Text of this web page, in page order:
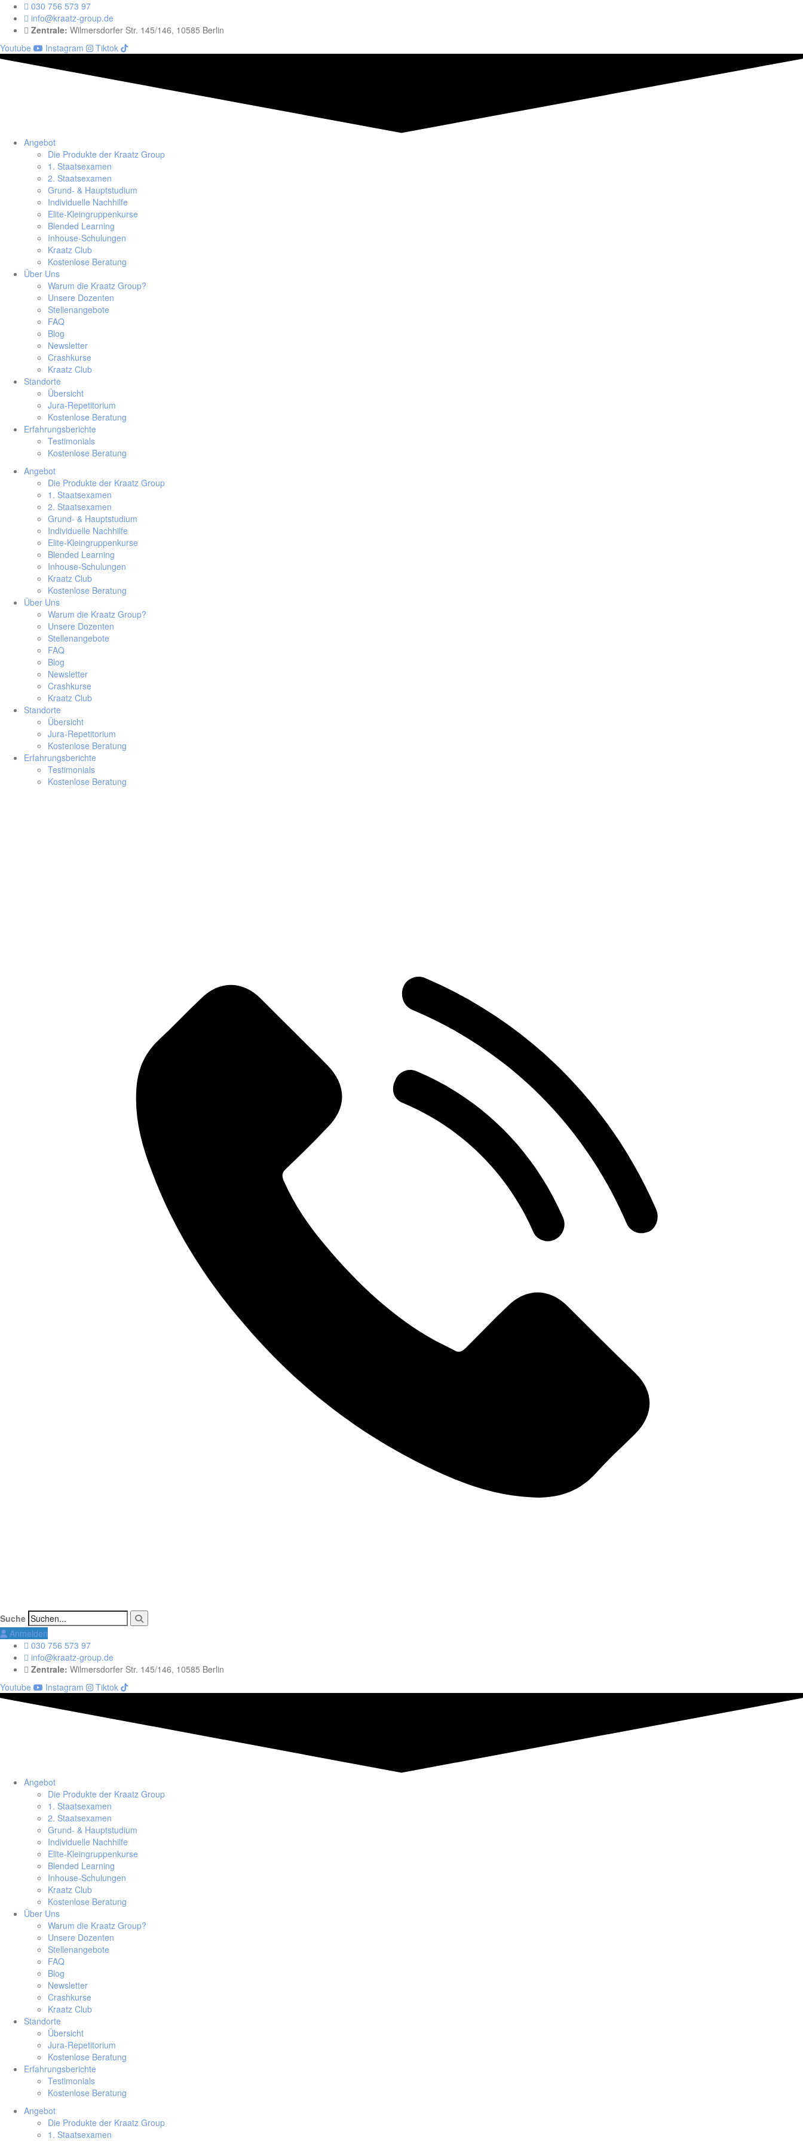
030 756 573 97
info@kraatz-group.de
Zentrale: Wilmersdorfer Str. 145/146, 10585 Berlin
Youtube
Instagram Tiktok
Angebot
Die Produkte der Kraatz Group
1. Staatsexamen
2. Staatsexamen
Grund- & Hauptstudium
Individuelle Nachhilfe
Elite-Kleingruppenkurse
Blended Learning
Inhouse-Schulungen
Kraatz Club
Kostenlose Beratung
Über Uns
Warum die Kraatz Group?
Unsere Dozenten
Stellenangebote
FAQ
Blog
Newsletter
Crashkurse
Kraatz Club
Standorte
Übersicht
Jura-Repetitorium
Kostenlose Beratung
Erfahrungsberichte
Testimonials
Kostenlose Beratung
Angebot
Die Produkte der Kraatz Group
1. Staatsexamen
2. Staatsexamen
Grund- & Hauptstudium
Individuelle Nachhilfe
Elite-Kleingruppenkurse
Blended Learning
Inhouse-Schulungen
Kraatz Club
Kostenlose Beratung
Über Uns
Warum die Kraatz Group?
Unsere Dozenten
Stellenangebote
FAQ
Blog
Newsletter
Crashkurse
Kraatz Club
Standorte
Übersicht
Jura-Repetitorium
Kostenlose Beratung
Erfahrungsberichte
Testimonials
Kostenlose Beratung
Suche
Anmelden
030 756 573 97
info@kraatz-group.de
Zentrale: Wilmersdorfer Str. 145/146, 10585 Berlin
Youtube
Instagram Tiktok
Angebot
Die Produkte der Kraatz Group
1. Staatsexamen
2. Staatsexamen
Grund- & Hauptstudium
Individuelle Nachhilfe
Elite-Kleingruppenkurse
Blended Learning
Inhouse-Schulungen
Kraatz Club
Kostenlose Beratung
Über Uns
Warum die Kraatz Group?
Unsere Dozenten
Stellenangebote
FAQ
Blog
Newsletter
Crashkurse
Kraatz Club
Standorte
Übersicht
Jura-Repetitorium
Kostenlose Beratung
Erfahrungsberichte
Testimonials
Kostenlose Beratung
Angebot
Die Produkte der Kraatz Group
1. Staatsexamen